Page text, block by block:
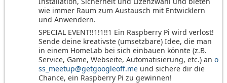
wie immer Raum zum Austausch mit Entwicklern
und Anwendern.
SPECIAL EVENT!!1!1!!1 Ein Raspberry Pi wird verlost!
Sende deine kreativste (umsetzbare) Idee, die man
in einem HomeLab bei sich einbauen könnte (z.B.
Service, Game, Webseite, Automatisierung, etc.) an o
ss_meetup@getgoogleoff.me und sichere dir die
Chance, ein Raspberry Pi zu gewinnen!